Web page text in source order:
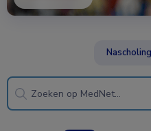
Nascholing